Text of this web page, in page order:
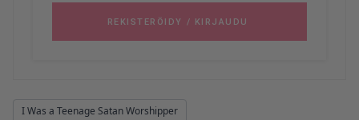
I Was a Teenage Satan Worshipper